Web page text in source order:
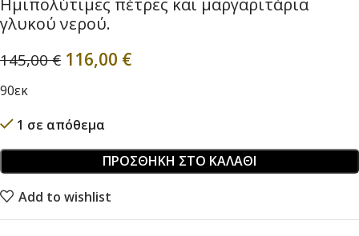
Ημιπολύτιμες πέτρες και μαργαριτάρια
γλυκού νερού.
145,00€ 116,00 €
90εκ
1 σε απόθεμα
ΠΡΟΣΘΉΚΗ ΣΤΟ ΚΑΛΆΘΙ
Add to wishlist